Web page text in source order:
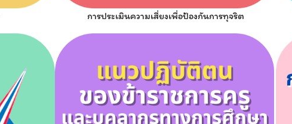
การประเมินความเสี่ยงเพื่อป้องกันการทุจริต